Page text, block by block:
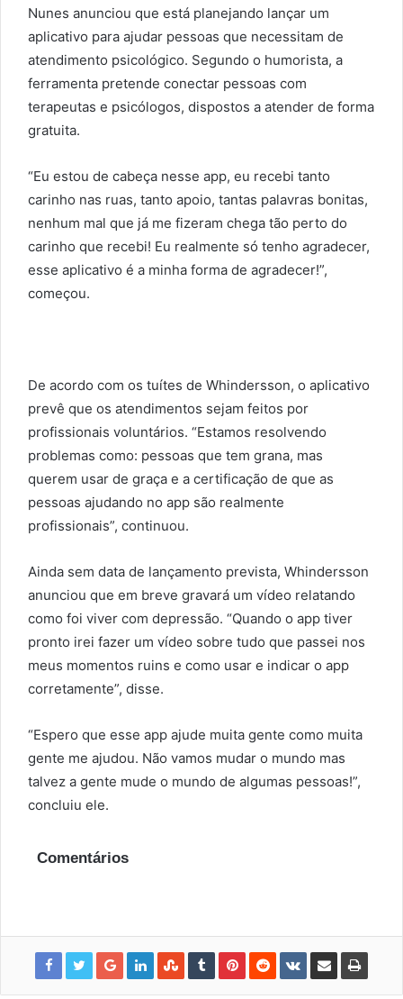
Nunes anunciou que está planejando lançar um
aplicativo para ajudar pessoas que necessitam de
atendimento psicológico. Segundo o humorista, a
ferramenta pretende conectar pessoas com
terapeutas e psicólogos, dispostos a atender de forma
gratuita.
“Eu estou de cabeça nesse app, eu recebi tanto
carinho nas ruas, tanto apoio, tantas palavras bonitas,
nenhum mal que já me fizeram chega tão perto do
carinho que recebi! Eu realmente só tenho agradecer,
esse aplicativo é a minha forma de agradecer!”,
começou.
De acordo com os tuítes de Whindersson, o aplicativo
prevê que os atendimentos sejam feitos por
profissionais voluntários. “Estamos resolvendo
problemas como: pessoas que tem grana, mas
querem usar de graça e a certificação de que as
pessoas ajudando no app são realmente
profissionais”, continuou.
Ainda sem data de lançamento prevista, Whindersson
anunciou que em breve gravará um vídeo relatando
como foi viver com depressão. “Quando o app tiver
pronto irei fazer um vídeo sobre tudo que passei nos
meus momentos ruins e como usar e indicar o app
corretamente”, disse.
“Espero que esse app ajude muita gente como muita
gente me ajudou. Não vamos mudar o mundo mas
talvez a gente mude o mundo de algumas pessoas!”,
concluiu ele.
Comentários